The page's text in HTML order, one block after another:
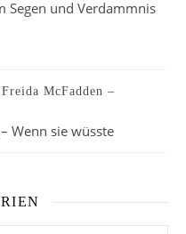
Segen und Verdammnis
McFadden –
Wenn sie wüsste